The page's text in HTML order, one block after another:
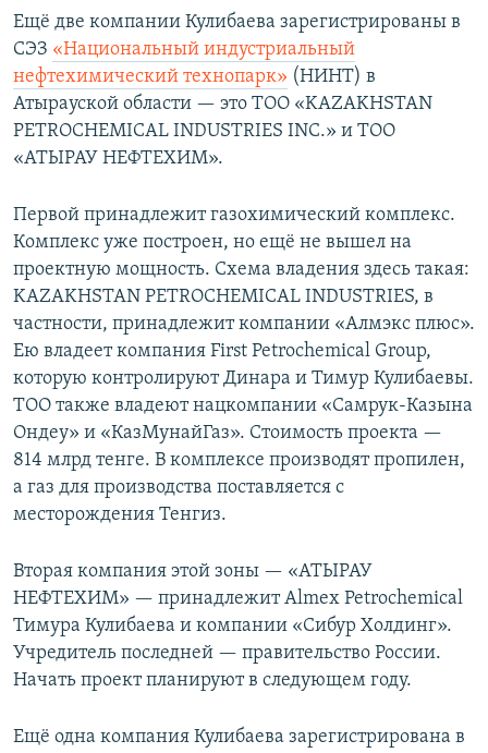
Ещё две компании Кулибаева зарегистрированы в
СЭЗ «Национальный индустриальный
нефтехимический технопарк» (НИНТ) в
Атырауской области — это ТОО «KAZAKHSTAN
PETROCHEMICAL INDUSTRIES INC.» и ТОО
«АТЫРАУ НЕФТЕХИМ».
Первой принадлежит газохимический комплекс.
Комплекс уже построен, но ещё не вышел на
проектную мощность. Схема владения здесь такая:
KAZAKHSTAN PETROCHEMICAL INDUSTRIES, в
частности, принадлежит компании «Алмэкс плюс».
Ею владеет компания First Petrochemical Group,
которую контролируют Динара и Тимур Кулибаевы.
ТОО также владеют нацкомпании «Самрук-Казына
Ондеу» и «КазМунайГаз». Стоимость проекта —
814 млрд тенге. В комплексе производят пропилен,
а газ для производства поставляется с
месторождения Тенгиз.
Вторая компания этой зоны — «АТЫРАУ
НЕФТЕХИМ» — принадлежит Almex Petrochemical
Тимура Кулибаева и компании «Сибур Холдинг».
Учредитель последней — правительство России.
Начать проект планируют в следующем году.
Ещё одна компания Кулибаева зарегистрирована в